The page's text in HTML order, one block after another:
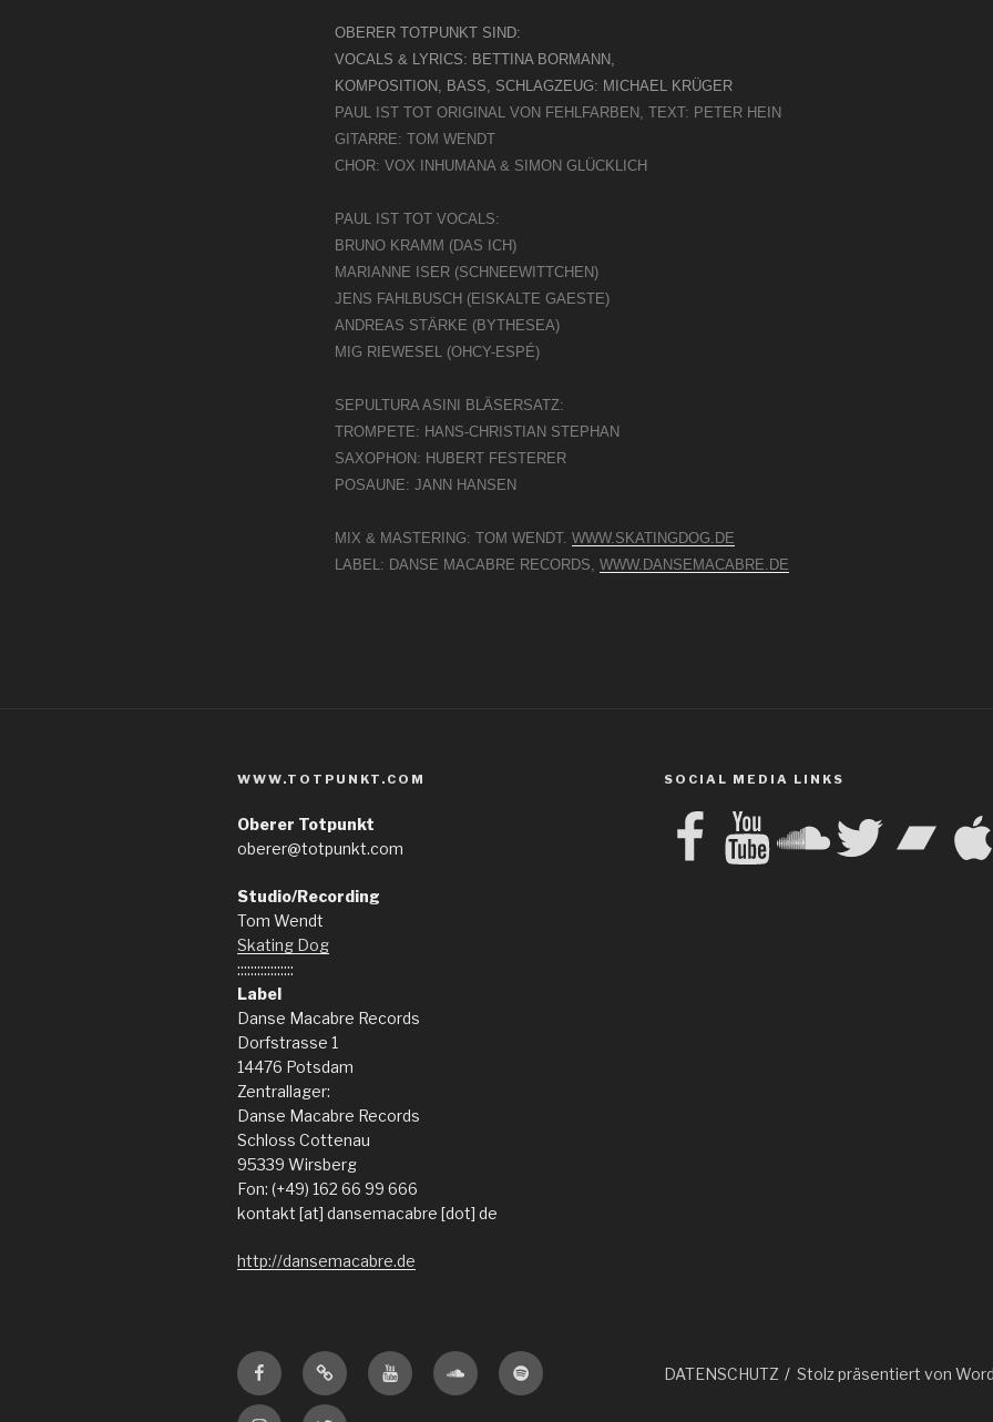
OBERER TOTPUNKT SIND:
VOCALS & LYRICS: BETTINA BORMANN,
KOMPOSITION, BASS, SCHLAGZEUG: MICHAEL KRÜGER
PAUL IST TOT ORIGINAL VON FEHLFARBEN, TEXT: PETER HEIN
GITARRE: TOM WENDT
CHOR: VOX INHUMANA & SIMON GLÜCKLICH
PAUL IST TOT VOCALS:
BRUNO KRAMM (DAS ICH)
MARIANNE ISER (SCHNEEWITTCHEN)
JENS FAHLBUSCH (EISKALTE GAESTE)
ANDREAS STÄRKE (BYTHESEA)
MIG RIEWESEL (OHCY-ESPÉ)
SEPULTURA ASINI BLÄSERSATZ:
TROMPETE: HANS-CHRISTIAN STEPHAN
SAXOPHON: HUBERT FESTERER
POSAUNE: JANN HANSEN
MIX & MASTERING: TOM WENDT. WWW.SKATINGDOG.DE
LABEL: DANSE MACABRE RECORDS, WWW.DANSEMACABRE.DE
WWW.TOTPUNKT.COM
Oberer Totpunkt
oberer@totpunkt.com
Studio/Recording
Tom Wendt
Skating Dog
:::::::::::::::::
Label
Danse Macabre Records
Dorfstrasse 1
14476 Potsdam
Zentrallager:
Danse Macabre Records
Schloss Cottenau
95339 Wirsberg
Fon: (+49) 162 66 99 666
kontakt [at] dansemacabre [dot] de
http://dansemacabre.de
SOCIAL MEDIA LINKS
FacebookYouTube SoundCloud
Twitter Apple
FacebookAmazon Youtube Soundcloud
Spotify
InstagramTwitter
DATENSCHUTZ Stolz präsentiert von